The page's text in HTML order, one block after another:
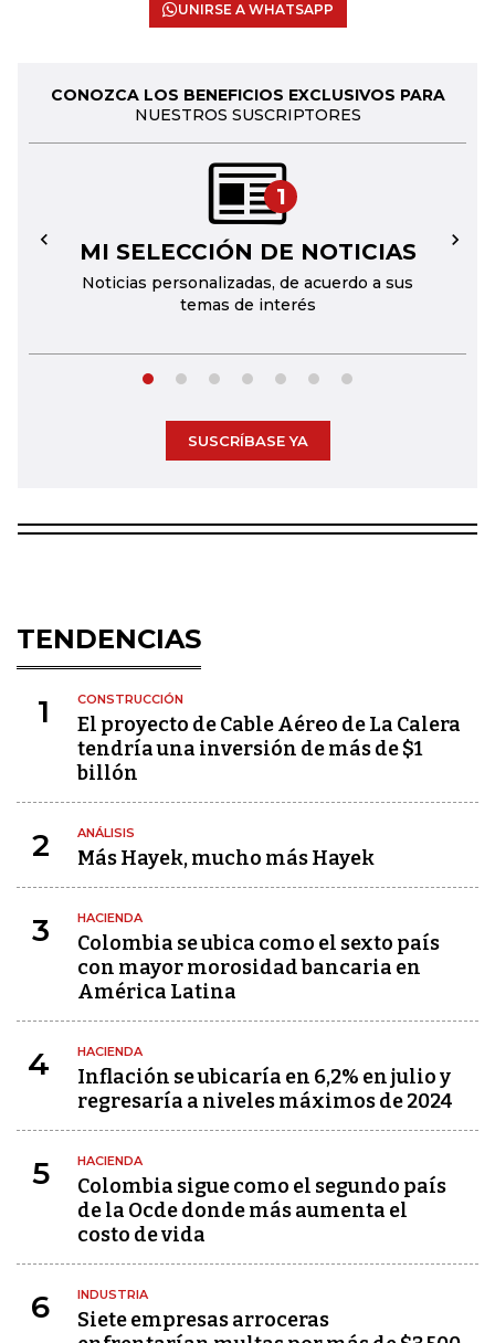
UNIRSE A WHATSAPP
CONOZCA LOS BENEFICIOS EXCLUSIVOS PARA
NUESTROS SUSCRIPTORES
1
MI SELECCIÓN DE NOTICIAS
Noticias personalizadas, de acuerdo a sus
temas de interés
← →
SUSCRÍBASE YA
TENDENCIAS
1 CONSTRUCCIÓN
El proyecto de Cable Aéreo de La Calera
tendría una inversión de más de $1
billón
2 ANÁLISIS
Más Hayek, mucho más Hayek
3 HACIENDA
Colombia se ubica como el sexto país
con mayor morosidad bancaria en
América Latina
4 HACIENDA
Inflación se ubicaría en 6,2% en julio y
regresaría a niveles máximos de 2024
5 HACIENDA
Colombia sigue como el segundo país
de la Ocde donde más aumenta el
costo de vida
6 INDUSTRIA
Siete empresas arroceras